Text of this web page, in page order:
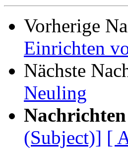
Vorherige
Einrichten
Nächste
Neuling
(Subject)] [